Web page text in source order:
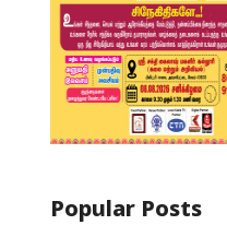
Popular Posts